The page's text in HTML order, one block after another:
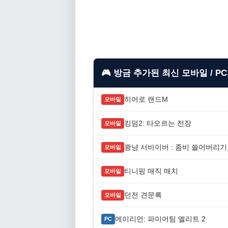
🎮 방금 추가된 최신 모바일 /
모바일 히어로 랜드M
모바일 킹덤2: 타오르는 전장
모바일 쾅냥 서바이버 : 좀비 쓸어버리기
모바일 티니핑 매직 매치
모바일 던전 견문록
PC 에이리언: 파이어팀 엘리트 2